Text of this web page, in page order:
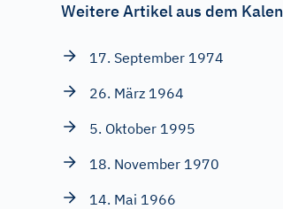
Weitere Artikel aus dem
17. September 1974
26. März 1964
5. Oktober 1995
18. November 1970
14. Mai 1966